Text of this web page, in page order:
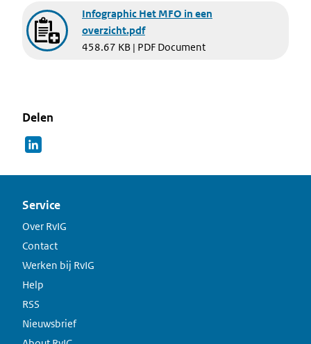
Document
Infographic Het MFO in een
overzicht.pdf
458.67 KB | PDF Document
Delen
Service
Over RvIG
Contact
Werken bij RvIG
Help
RSS
Nieuwsbrief